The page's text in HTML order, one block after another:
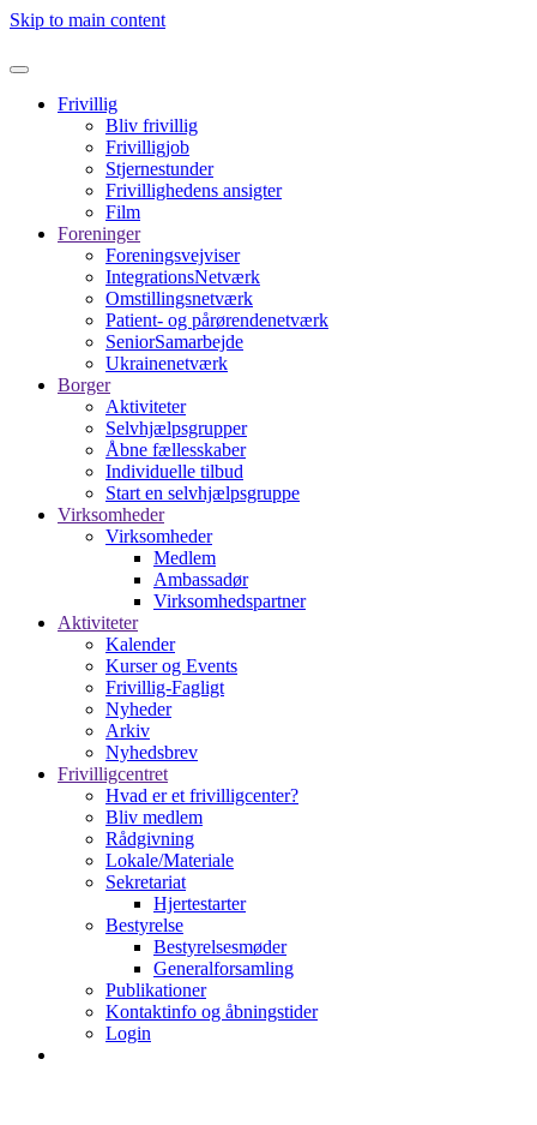
Skip to main content
Frivillig
Bliv frivillig
Frivilligjob
Stjernestunder
Frivillighedens ansigter
Film
Foreninger
Foreningsvejviser
IntegrationsNetværk
Omstillingsnetværk
Patient- og pårørendenetværk
SeniorSamarbejde
Ukrainenetværk
Borger
Aktiviteter
Selvhjælpsgrupper
Åbne fællesskaber
Individuelle tilbud
Start en selvhjælpsgruppe
Virksomheder
Virksomheder
Medlem
Ambassadør
Virksomhedspartner
Aktiviteter
Kalender
Kurser og Events
Frivillig-Fagligt
Nyheder
Arkiv
Nyhedsbrev
Frivilligcentret
Hvad er et frivilligcenter?
Bliv medlem
Rådgivning
Lokale/Materiale
Sekretariat
Hjertestarter
Bestyrelse
Bestyrelsesmøder
Generalforsamling
Publikationer
Kontaktinfo og åbningstider
Login